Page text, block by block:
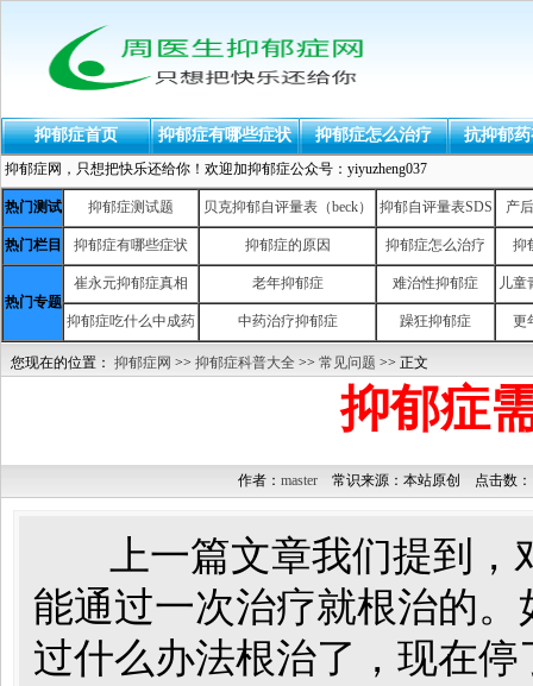
抑郁症首页 抑郁症有哪些症状 抑郁症怎么治疗 抗抑郁
抑郁症网，只想把快乐还给你！欢迎加抑郁症公众号：yiyuzheng037
热门测试 抑郁症测试题 贝克抑郁自评量表（beck） 抑郁自评量表SDS 产
热门栏目 抑郁症有哪些症状 抑郁症的原因 抑郁症怎么治疗 抑
热门专题
崔永元抑郁症真相 老年抑郁症 难治性抑郁症 儿童
抑郁症吃什么中成药 中药治疗抑郁症 躁狂抑郁症 更
您现在的位置： 抑郁症网 >> 抑郁症科普大全 >> 常见问题 >> 正文
抑郁症
作者： master 常识来源：本站原创 点击数：
上一篇文章我们提到，
能通过一次治疗就根治的
过什么办法根治了，现在停